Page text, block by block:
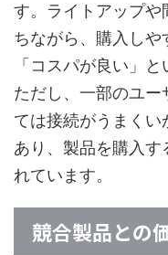
す。ライトアップ
ちながら、購入しや
「コスパが良い」
ただし、一部のユー
ては接続がうまくい
あり、製品を購入す
れています。
競合製品との